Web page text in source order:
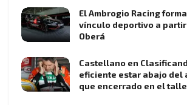
El Ambrogio Racing
vínculo deportivo a
Oberá
Castellano en
eficiente estar abajo del
que encerrado en el